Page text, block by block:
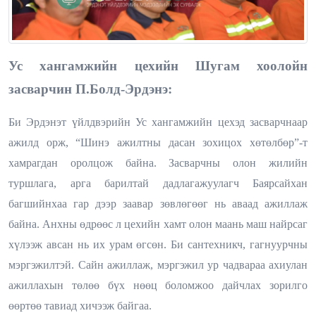
Ус хангамжийн цехийн Шугам хоолойн
засварчин П.Болд-Эрдэнэ:
Би Эрдэнэт үйлдвэрийн Ус хангамжийн цехэд засварчнаар
ажилд орж, “Шинэ ажилтны дасан зохицох хөтөлбөр”-т
хамрагдан оролцож байна. Засварчны олон жилийн
туршлага, арга барилтай дадлагажуулагч Баярсайхан
багшийнхаа гар дээр заавар зөвлөгөөг нь аваад ажиллаж
байна. Анхны өдрөөс л цехийн хамт олон маань маш найрсаг
хүлээж авсан нь их урам өгсөн. Би сантехникч, гагнуурчны
мэргэжилтэй. Сайн ажиллаж, мэргэжил ур чадвараа ахиулан
ажиллахын төлөө бүх нөөц боломжоо дайчлах зорилго
өөртөө тавиад хичээж байгаа.